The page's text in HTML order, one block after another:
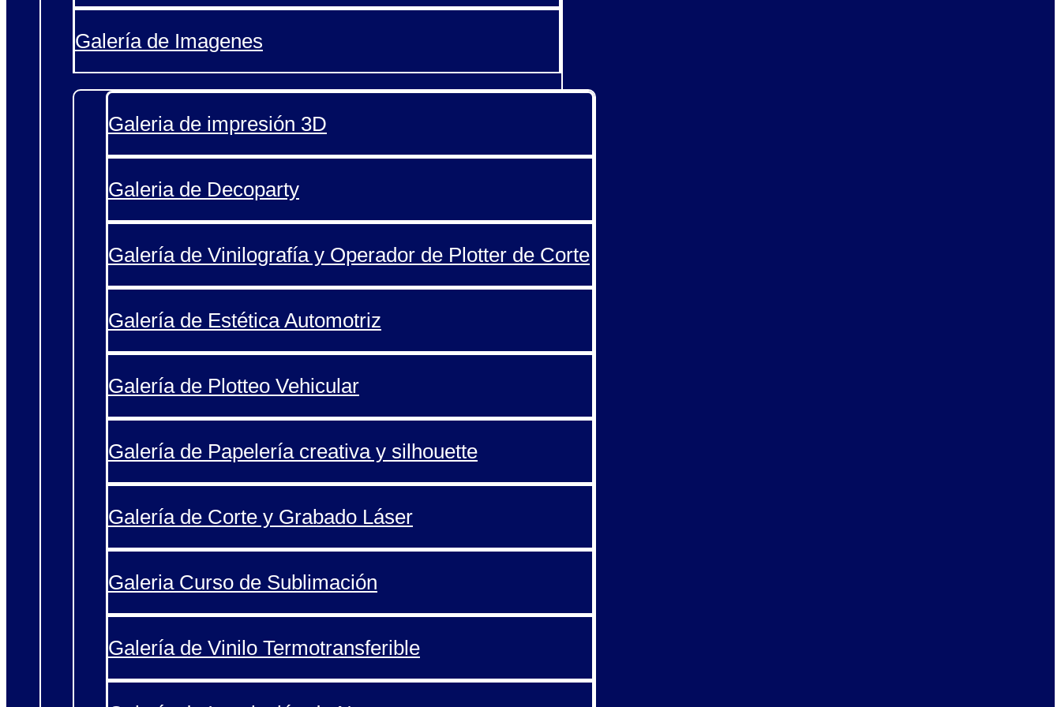
Galería de Imagenes
Galeria de impresión 3D
Galeria de Decoparty
Galería de Vinilografía y Operador de Plotter de Corte
Galería de Estética Automotriz
Galería de Plotteo Vehicular
Galería de Papelería creativa y silhouette
Galería de Corte y Grabado Láser
Galeria Curso de Sublimación
Galería de Vinilo Termotransferible